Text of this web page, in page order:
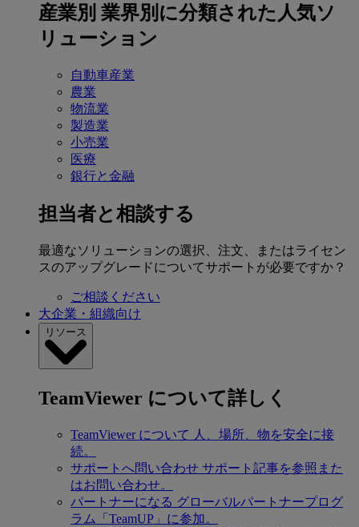
産業別 業界別に分類された人気ソ
リューション
自動車産業
農業
物流業
製造業
小売業
医療
銀行と金融
担当者と相談する
最適なソリューションの選択、注文、またはライセン
スのアップグレードについてサポートが必要ですか？
ご相談ください
大企業・組織向け
リソース
TeamViewer について詳しく
TeamViewer について 人、場所、物を安全に接
続。
サポートへ問い合わせ サポート記事を参照また
はお問い合わせ。
パートナーになる グローバルパートナープログ
ラム「TeamUP」に参加。